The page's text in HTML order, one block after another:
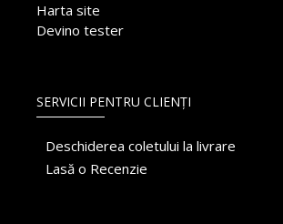
Harta site
Devino tester
SERVICII PENTRU CLIENȚI
Deschiderea coletului la livrare
Lasă o Recenzie